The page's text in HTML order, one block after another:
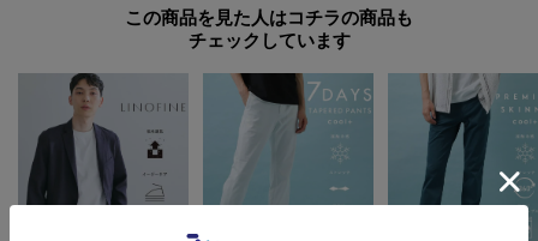
この商品を見た人はコチラの商品も
チェックしています